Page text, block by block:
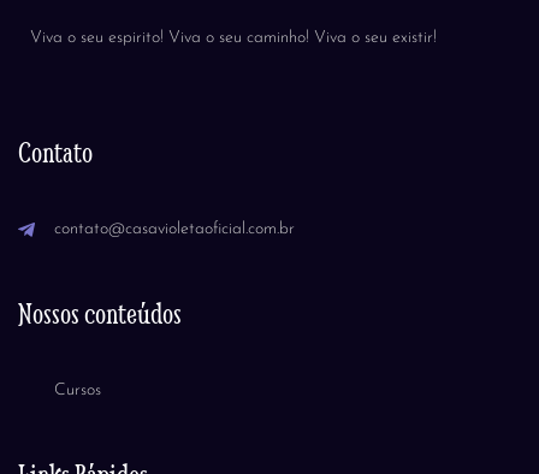
Viva o seu espirito! Viva o seu caminho! Viva o seu existir!
Contato
contato@casavioletaoficial.com.br
Nossos conteúdos
Cursos